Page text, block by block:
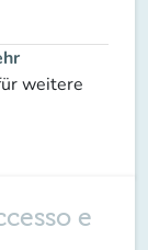
weitere
e